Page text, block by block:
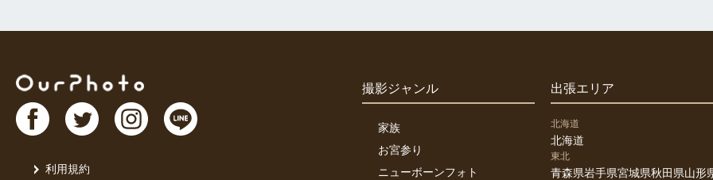
A10.荷物が多いため車での移動となります。駐車場のご用意を必ずお願いいたしま
合は徒歩3分以内にパーキングがあれば大丈夫です。
Q11.撮影中に個人のスマートフォンやカメラ、ビデオでの撮影は可能ですか。
A11.はい。ぜひ一緒に撮影を楽しんでください。
利用規約
撮影ジャンル
家族
お宮参り
ニューボーンフォト
出張エリア
北海道
北海道
東北
青森県岩手県宮城県秋田県山形